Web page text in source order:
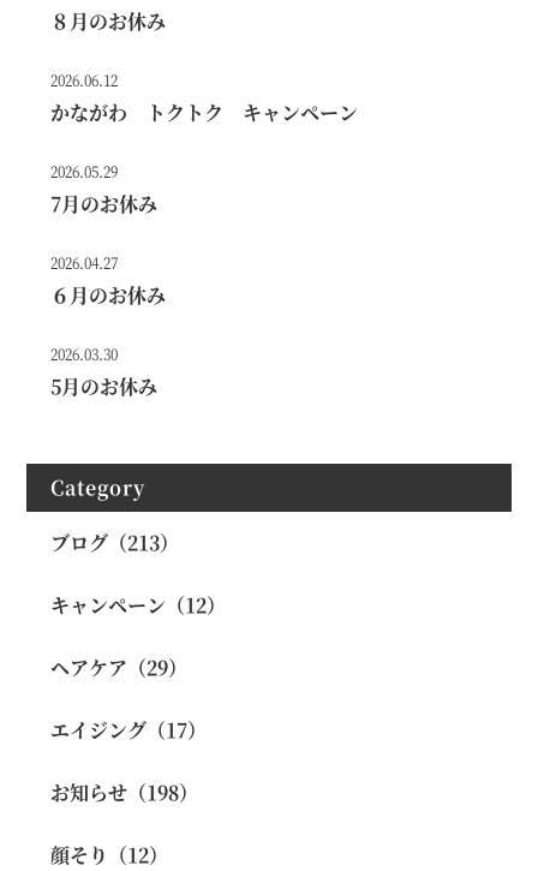
８月のお休み
2026.06.12
かながわ トクトク キャンペーン
2026.05.29
7月のお休み
2026.04.27
６月のお休み
2026.03.30
5月のお休み
Category
ブログ（213）
キャンペーン（12）
ヘアケア（29）
エイジング（17）
お知らせ（198）
顔そり（12）